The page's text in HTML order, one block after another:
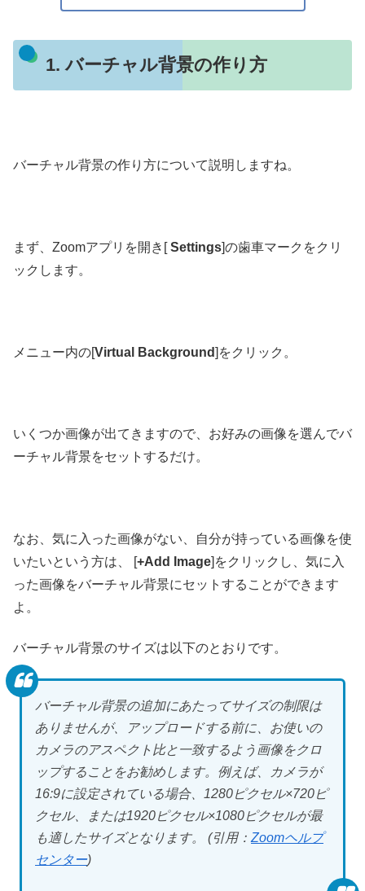
1. バーチャル背景の作り方
バーチャル背景の作り方について説明しますね。
まず、Zoomアプリを開き[Settings]の歯車マークをクリ
ックします。
メニュー内の[Virtual Background]をクリック。
いくつか画像が出てきますので、お好みの画像を選んでバ
ーチャル背景をセットするだけ。
なお、気に入った画像がない、自分が持っている画像を使
いたいという方は、 [+Add Image]をクリックし、気に入
った画像をバーチャル背景にセットすることができます
よ。
バーチャル背景のサイズは以下のとおりです。
バーチャル背景の追加にあたってサイズの制限は
ありませんが、アップロードする前に、お使いの
カメラのアスペクト比と一致するよう画像をクロ
ップすることをお勧めします。例えば、カメラが
16:9に設定されている場合、1280ピクセル×720ピ
クセル、または1920ピクセル×1080ピクセルが最
も適したサイズとなります。 (引用： Zoomヘルプ
センター)